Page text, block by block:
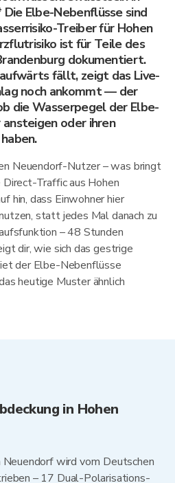
Elbe-Nebenflüsse sind
Treiber für Hohen
ist für Teile des
dokumentiert.
fällt, zeigt das Live-
noch ankommt — der
die Wasserpegel der Elbe-
oder ihren
Neuendorf-Nutzer – was bringt
Direct-Traffic aus Hohen
hin, dass Einwohner hier
statt jedes Mal danach zu
– 48 Stunden
dir, wie sich das gestrige
der Elbe-Nebenflüsse
heutige Muster ähnlich
in Hohen
wird vom Deutschen
– 17 Dual-Polarisations-